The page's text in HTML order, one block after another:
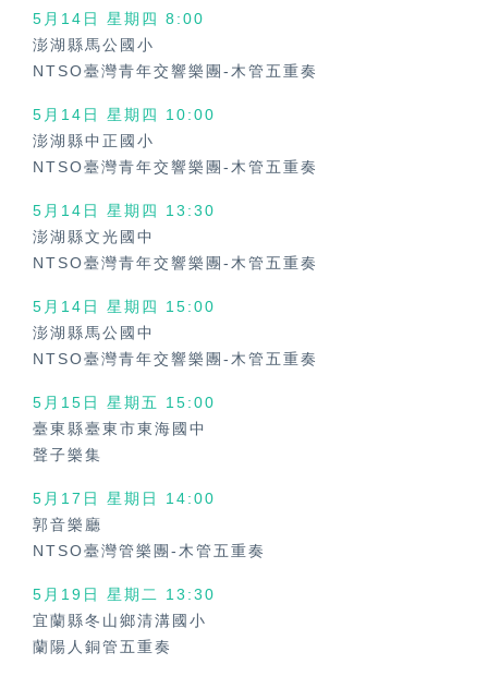
5月14日 星期四 8:00
澎湖縣馬公國小
NTSO臺灣青年交響樂團-木管五重奏
5月14日 星期四 10:00
澎湖縣中正國小
NTSO臺灣青年交響樂團-木管五重奏
5月14日 星期四 13:30
澎湖縣文光國中
NTSO臺灣青年交響樂團-木管五重奏
5月14日 星期四 15:00
澎湖縣馬公國中
NTSO臺灣青年交響樂團-木管五重奏
5月15日 星期五 15:00
臺東縣臺東市東海國中
聲子樂集
5月17日 星期日 14:00
郭音樂廳
NTSO臺灣管樂團-木管五重奏
5月19日 星期二 13:30
宜蘭縣冬山鄉清溝國小
蘭陽人銅管五重奏